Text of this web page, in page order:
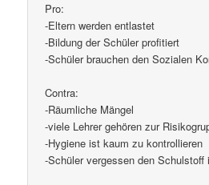
Pro:
-Eltern werden entlastet
-Bildung der Schüler profitiert
-Schüler brauchen den Sozialen
Contra:
-Räumliche Mängel
-viele Lehrer gehören zur
-Hygiene ist kaum zu kontrollieren
-Schüler vergessen den Schulstoff